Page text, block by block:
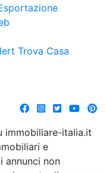
Trova Casa
immobiliare-italia.it
e
annunci non